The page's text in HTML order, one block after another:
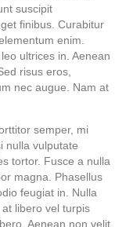
suscipit
finibus. Curabitur
enim.
ultrices in. Aenean
risus eros,
nec augue. Nam at
semper, mi
nulla vulputate
tortor. Fusce a nulla
magna. Phasellus
feugiat in. Nulla
libero vel turpis
Aenean non velit